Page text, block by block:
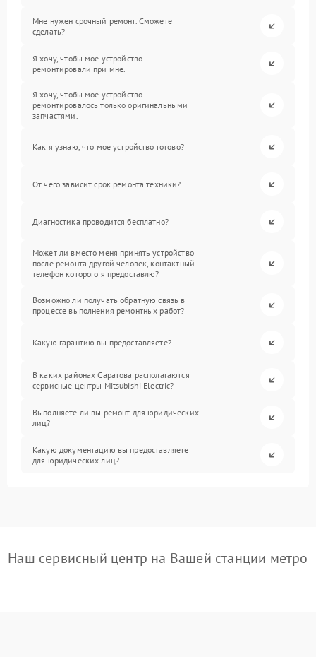
Мне нужен срочный ремонт. Сможете
сделать?
Я хочу, чтобы мое устройство
ремонтировали при мне.
Я хочу, чтобы мое устройство
ремонтировалось только оригинальными
запчастями.
Как я узнаю, что мое устройство готово?
От чего зависит срок ремонта техники?
Диагностика проводится бесплатно?
Может ли вместо меня принять устройство
после ремонта другой человек, контактный
телефон которого я предоставлю?
Возможно ли получать обратную связь в
процессе выполнения ремонтных работ?
Какую гарантию вы предоставляете?
В каких районах Саратова располагаются
сервисные центры Mitsubishi Electric?
Выполняете ли вы ремонт для юридических
лиц?
Какую документацию вы предоставляете
для юридических лиц?
Наш сервисный центр на Вашей станции метро